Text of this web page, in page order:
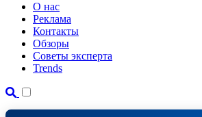
О нас
Реклама
Контакты
Обзоры
Советы эксперта
Trends